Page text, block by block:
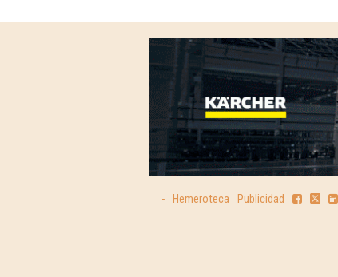
- Hemeroteca Publicidad